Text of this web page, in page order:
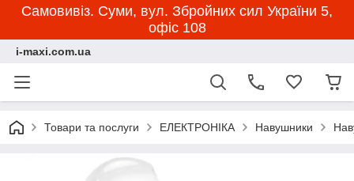
Самовивіз. Суми, вул. Збройних сил України 5,
офіс 108
i-maxi.com.ua
Товари та послуги ЕЛЕКТРОНІКА Навушники